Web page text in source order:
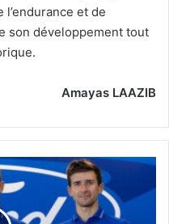
et de
son développement tout
Amayas LAAZIB